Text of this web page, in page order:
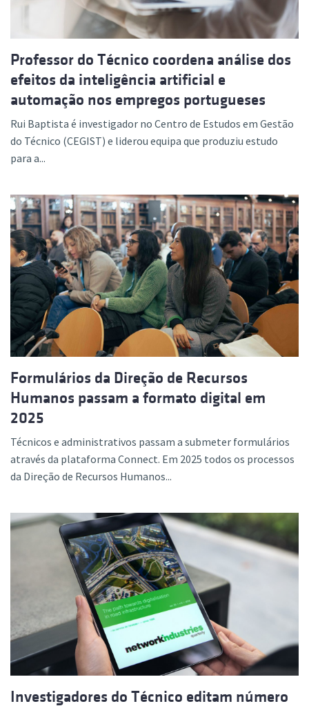
Professor do Técnico coordena análise dos
efeitos da inteligência artificial e
automação nos empregos portugueses
Rui Baptista é investigador no Centro de Estudos em Gestão
do Técnico (CEGIST) e liderou equipa que produziu estudo
para a...
Formulários da Direção de Recursos
Humanos passam a formato digital em
2025
Técnicos e administrativos passam a submeter formulários
através da plataforma Connect. Em 2025 todos os processos
da Direção de Recursos Humanos...
Investigadores do Técnico editam número